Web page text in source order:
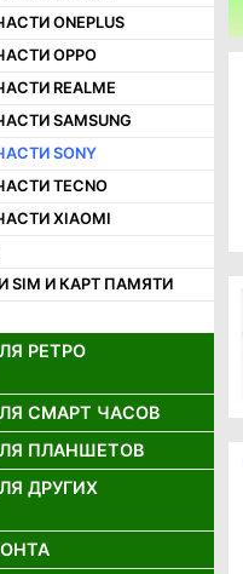
ONEPLUS
OPPO
REALME
SAMSUNG
SONY
TECNO
XIAOMI
SIM И КАРТ ПАМЯТИ
РЕТРО
РЕТРО
РЕТРО
ТЕЛЕФОНОВ
СМАРТ ЧАСОВ
СМАРТ ЧАСОВ
ДЛЯ СМАРТ
ПЛАНШЕТОВ
ДЛЯ ПЛАНШЕТОВ
ДЛЯ
ДРУГИХ
ИГРОВЫХ